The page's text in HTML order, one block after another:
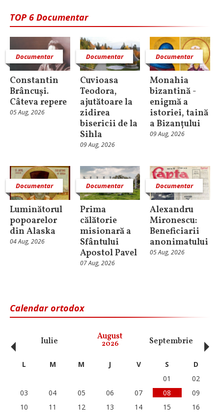
TOP 6 Documentar
Documentar
Constantin
Brâncuși.
Câteva repere
05 Aug, 2026
Documentar
Cuvioasa
Teodora,
ajutătoare la
zidirea
bisericii de la
Sihla
09 Aug, 2026
Documentar
Monahia
bizantină -
enigmă a
istoriei, taină
a Bizanțului
09 Aug, 2026
Documentar
Luminătorul
popoarelor
din Alaska
04 Aug, 2026
Documentar
Prima
călătorie
misionară a
Sfântului
Apostol Pavel
07 Aug, 2026
Documentar
Alexandru
Mironescu:
Beneficiarii
anonimatului
05 Aug, 2026
Calendar ortodox
Iulie August
2026 Septembrie
‹ L M M J V S
D
01
02
03
04 05 06 07 08
09
10
11 12 13 14 15
16